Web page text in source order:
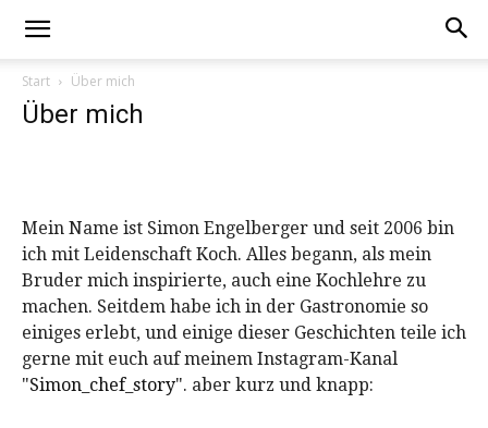
Start Über mich
Über mich
Mein Name ist Simon Engelberger und seit 2006 bin
ich mit Leidenschaft Koch. Alles begann, als mein
Bruder mich inspirierte, auch eine Kochlehre zu
machen. Seitdem habe ich in der Gastronomie so
einiges erlebt, und einige dieser Geschichten teile ich
gerne mit euch auf meinem Instagram-Kanal
"Simon_chef_story". aber kurz und knapp: